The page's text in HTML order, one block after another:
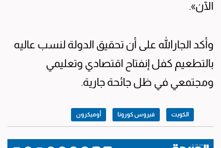
الآن».
وأكد الجارالله على أن تحقيق الدولة لنسب عاليه
بالتطعيم كفل إنفتاح اقتصادي وتعليمي
ومجتمعي في ظل جائحة جارية.
الكويت فيروس كورونا أوميكرون